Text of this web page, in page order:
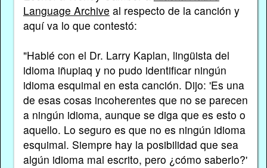
Language Archive al respecto de la canción y
aquí va lo que contestó:
"Hablé con el Dr. Larry Kaplan, lingüista del
idioma iñupiaq y no pudo identificar ningún
idioma esquimal en esta canción. Dijo: 'Es una
de esas cosas incoherentes que no se parecen
a ningún idioma, aunque se diga que es esto o
aquello. Lo seguro es que no es ningún idioma
esquimal. Siempre hay la posibilidad que sea
algún idioma mal escrito, pero ¿cómo saberlo?'